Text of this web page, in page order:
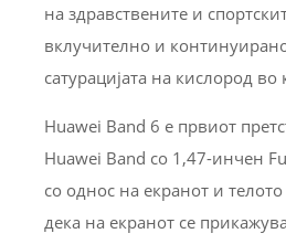
на здравствените и
вклучително и
сатурацијата на кислород во
Huawei Band 6 е првиот
Huawei Band со 1,47-инчен
со однос на екранот и
дека на екранот се